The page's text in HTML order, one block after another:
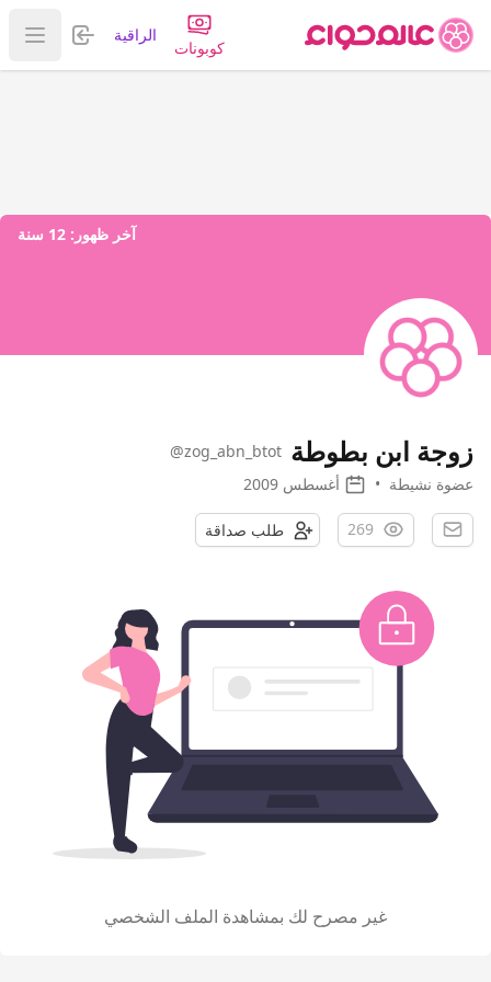
كوبونات
الراقية تسجيل
عرض
آخر ظهور: 12 سنة
زوجة ابن بطوطة @zog_abn_btot
عضوة نشيطة • أغسطس 2009
269 طلب صداقة
غير مصرح لك بمشاهدة الملف الشخصي